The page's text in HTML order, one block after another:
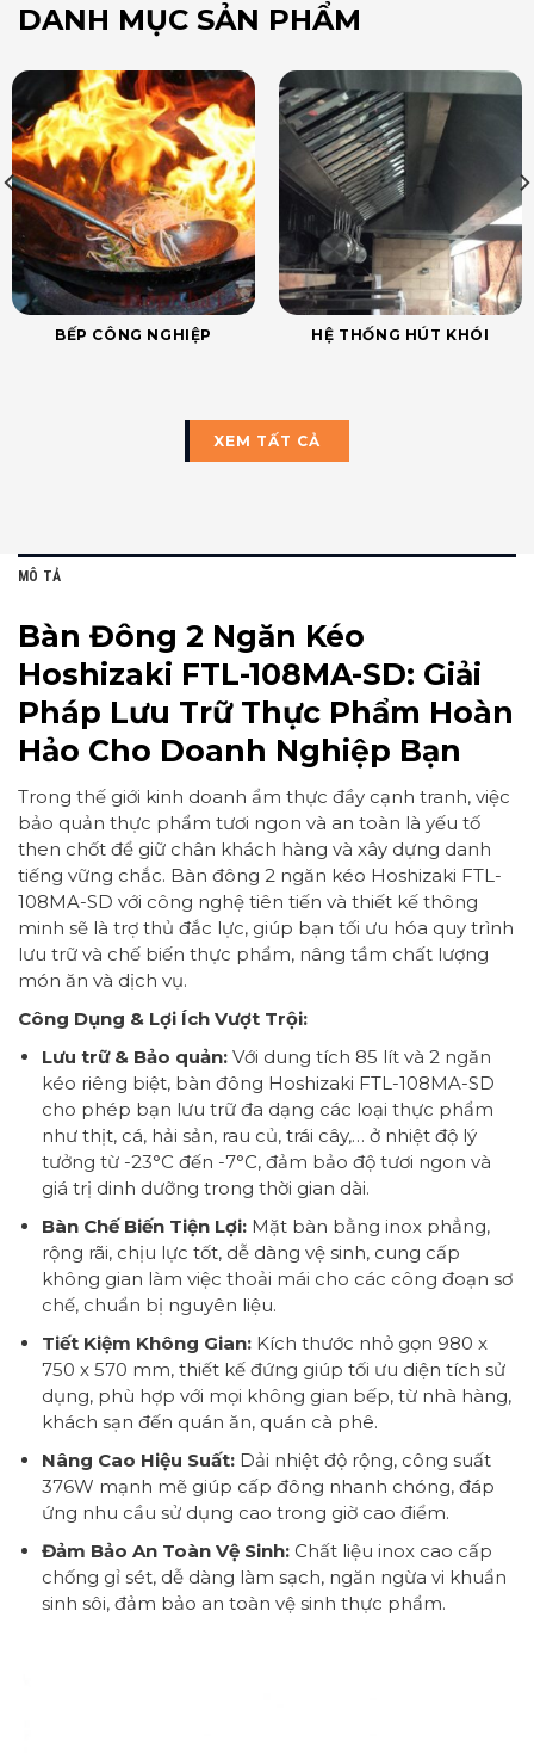
DANH MỤC SẢN PHẨM
BẾP CÔNG NGHIỆP HỆ THỐNG HÚT KHÓI
XEM TẤT CẢ
MÔ TẢ
Bàn Đông 2 Ngăn Kéo
Hoshizaki FTL-108MA-SD: Giải
Pháp Lưu Trữ Thực Phẩm Hoàn
Hảo Cho Doanh Nghiệp Bạn
Trong thế giới kinh doanh ẩm thực đầy cạnh tranh, việc
bảo quản thực phẩm tươi ngon và an toàn là yếu tố
then chốt để giữ chân khách hàng và xây dựng danh
tiếng vững chắc. Bàn đông 2 ngăn kéo Hoshizaki FTL-
108MA-SD với công nghệ tiên tiến và thiết kế thông
minh sẽ là trợ thủ đắc lực, giúp bạn tối ưu hóa quy trình
lưu trữ và chế biến thực phẩm, nâng tầm chất lượng
món ăn và dịch vụ.
Công Dụng & Lợi Ích Vượt Trội:
Lưu trữ & Bảo quản:Với dung tích 85 lít và 2 ngăn
kéo riêng biệt, bàn đông Hoshizaki FTL-108MA-SD
cho phép bạn lưu trữ đa dạng các loại thực phẩm
như thịt, cá, hải sản, rau củ, trái cây,… ở nhiệt độ lý
tưởng từ -23°C đến -7°C, đảm bảo độ tươi ngon và
giá trị dinh dưỡng trong thời gian dài.
Bàn Chế Biến Tiện Lợi:Mặt bàn bằng inox phẳng,
rộng rãi, chịu lực tốt, dễ dàng vệ sinh, cung cấp
không gian làm việc thoải mái cho các công đoạn sơ
chế, chuẩn bị nguyên liệu.
Tiết Kiệm Không Gian:Kích thước nhỏ gọn 980 x
750 x 570 mm, thiết kế đứng giúp tối ưu diện tích sử
dụng, phù hợp với mọi không gian bếp, từ nhà hàng,
khách sạn đến quán ăn, quán cà phê.
Nâng Cao Hiệu Suất:Dải nhiệt độ rộng, công suất
376W mạnh mẽ giúp cấp đông nhanh chóng, đáp
ứng nhu cầu sử dụng cao trong giờ cao điểm.
Đảm Bảo An Toàn Vệ Sinh:Chất liệu inox cao cấp
chống gỉ sét, dễ dàng làm sạch, ngăn ngừa vi khuẩn
sinh sôi, đảm bảo an toàn vệ sinh thực phẩm.